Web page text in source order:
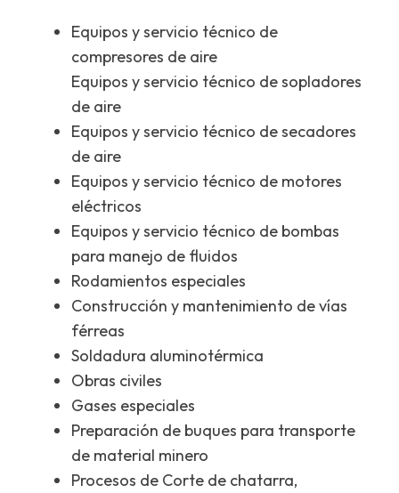
Equipos y servicio técnico de
compresores de aire
Equipos y servicio técnico de sopladores
de aire
Equipos y servicio técnico de secadores
de aire
Equipos y servicio técnico de motores
eléctricos
Equipos y servicio técnico de bombas
para manejo de fluidos
Rodamientos especiales
Construcción y mantenimiento de vías
férreas
Soldadura aluminotérmica
Obras civiles
Gases especiales
Preparación de buques para transporte
de material minero
Procesos de Corte de chatarra,